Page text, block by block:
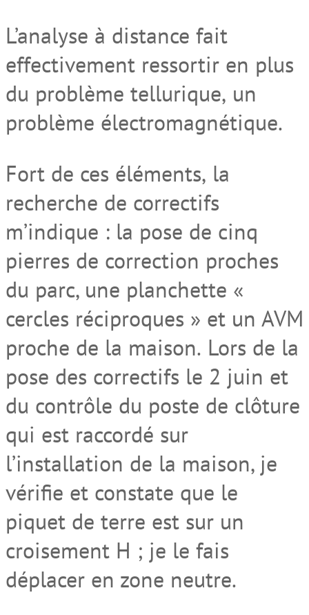
L’analyse à distance fait
effectivement ressortir en plus
du problème tellurique, un
problème électromagnétique.
Fort de ces éléments, la
recherche de correctifs
m’indique : la pose de cinq
pierres de correction proches
du parc, une planchette «
cercles réciproques » et un AVM
proche de la maison. Lors de la
pose des correctifs le 2 juin et
du contrôle du poste de clôture
qui est raccordé sur
l’installation de la maison, je
vérifie et constate que le
piquet de terre est sur un
croisement H ; je le fais
déplacer en zone neutre.